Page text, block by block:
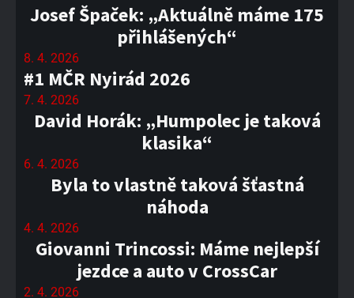
Josef Špaček: „Aktuálně máme 175
přihlášených“
8. 4. 2026
#1 MČR Nyirád 2026
7. 4. 2026
David Horák: „Humpolec je taková
klasika“
6. 4. 2026
Byla to vlastně taková šťastná
náhoda
4. 4. 2026
Giovanni Trincossi: Máme nejlepší
jezdce a auto v CrossCar
2. 4. 2026